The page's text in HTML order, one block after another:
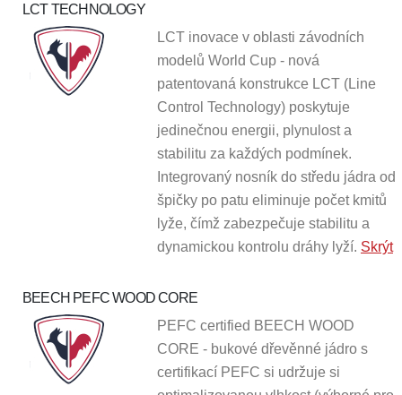
LCT TECHNOLOGY
LCT inovace v oblasti závodních
modelů World Cup - nová
patentovaná konstrukce LCT (Line
Control Technology) poskytuje
jedinečnou energii, plynulost a
stabilitu za každých podmínek.
Integrovaný nosník do středu jádra od
špičky po patu eliminuje počet kmitů
lyže, čímž zabezpečuje stabilitu a
dynamickou kontrolu dráhy lyží. Skrýt
BEECH PEFC WOOD CORE
PEFC certified BEECH WOOD
CORE - bukové dřevěnné jádro s
certifikací PEFC si udržuje si